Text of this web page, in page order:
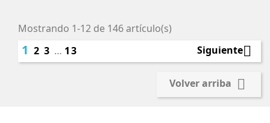
Mostrando 1-12 de 146 artículo(s)
1 2 3 … 13 Siguiente
Volver arriba 